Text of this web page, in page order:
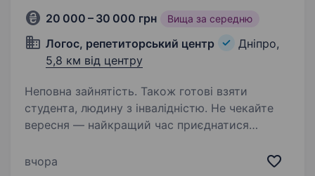
20 000 – 30 000 грн Вища за середню
Логос, репетиторський центр
Дніпро,
5,8 км від центру
Неповна зайнятість. Також готові взяти
студента, людину з інвалідністю. Не чекайте
вересня — найкращий час приєднатися
ви встигнете пройти знайомство, навчання
вчора